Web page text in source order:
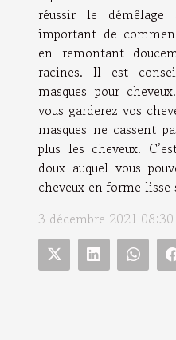
réussir le
important de
en remontant
racines. Il est
masques pour
vous garderez vos
masques ne cassent
plus les cheveux.
doux auquel vous
cheveux en forme
3 décembre 2021 08:30